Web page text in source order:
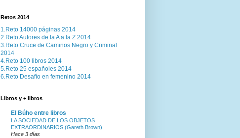
Retos 2014
1.Reto 14000 páginas 2014
2.Reto Autores de la A a la Z 2014
3.Reto Cruce de Caminos Negro y Criminal
2014
4.Reto 100 libros 2014
5.Reto 25 españoles 2014
6.Reto Desafío en femenino 2014
Libros y + libros
El Búho entre libros
LA SOCIEDAD DE LOS OBJETOS
EXTRAORDINARIOS (Gareth Brown)
Hace 3 días